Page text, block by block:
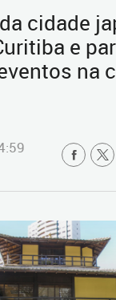
cidade
e
na